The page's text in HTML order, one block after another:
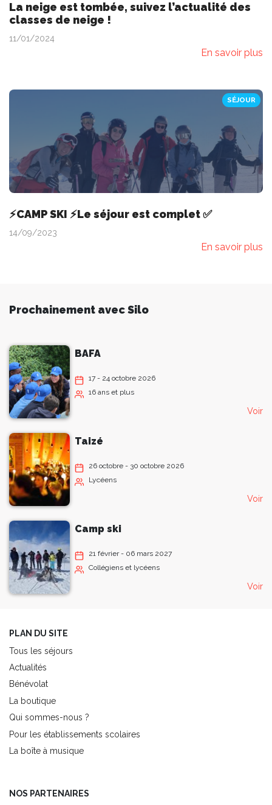
La neige est tombée, suivez l’actualité des
classes de neige !
11/01/2024
En savoir plus
SÉJOUR
⚡️CAMP SKI ⚡️Le séjour est complet ✅
14/09/2023
En savoir plus
Prochainement avec Silo
BAFA
17 - 24 octobre 2026
16 ans et plus
Voir
Taizé
26 octobre - 30 octobre 2026
Lycéens
Voir
Camp ski
21 février - 06 mars 2027
Collégiens et lycéens
Voir
PLAN DU SITE
Tous les séjours
Actualités
Bénévolat
La boutique
Qui sommes-nous ?
Pour les établissements scolaires
La boîte à musique
NOS PARTENAIRES